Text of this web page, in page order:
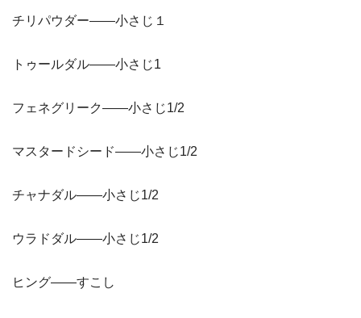
チリパウダー——小さじ１
トゥールダル——小さじ1
フェネグリーク——小さじ1/2
マスタードシード——小さじ1/2
チャナダル——小さじ1/2
ウラドダル——小さじ1/2
ヒング——すこし